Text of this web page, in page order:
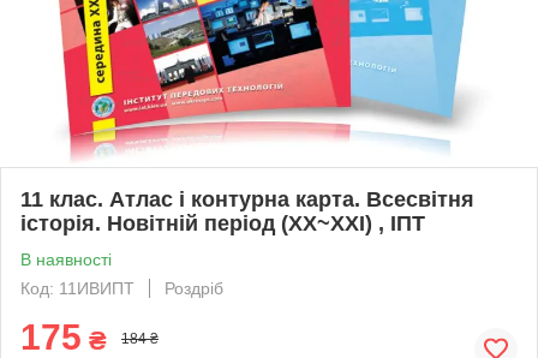
11 клас. Атлас і контурна карта. Всесвітня
історія. Новітній період (XX~XXI) , ІПТ
В наявності
Код: 11ИВИПТ
Роздріб
175 ₴ 184 ₴